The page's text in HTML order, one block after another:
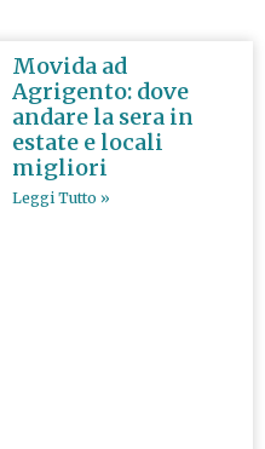
Movida ad
Agrigento: dove
andare la sera in
estate e locali
migliori
Leggi Tutto »